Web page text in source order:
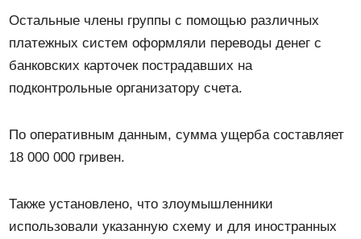
Остальные члены группы с помощью различных
платежных систем оформляли переводы денег с
банковских карточек пострадавших на
подконтрольные организатору счета.
По оперативным данным, сумма ущерба составляет
18 000 000 гривен.
Также установлено, что злоумышленники
использовали указанную схему и для иностранных